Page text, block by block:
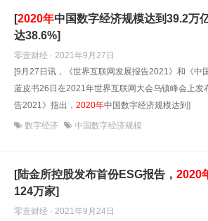
[2020年中国数字经济规模达到39.2万
达38.6%]
零壹财经 · 2021年9月27日
[9月27日讯，《世界互联网发展报告2021》和《中
蓝皮书26日在2021年世界互联网大会乌镇峰会上发
告2021》指出， 2020年中国数字经济规模达到]
数字经济 中国数字经济规模
[陆金所控股发布首份ESG报告， 2020
124万家]
零壹财经 · 2021年9月24日